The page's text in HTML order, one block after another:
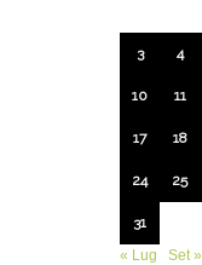
3 4
10 11
17 18
24 25
31
« Lug
Set »